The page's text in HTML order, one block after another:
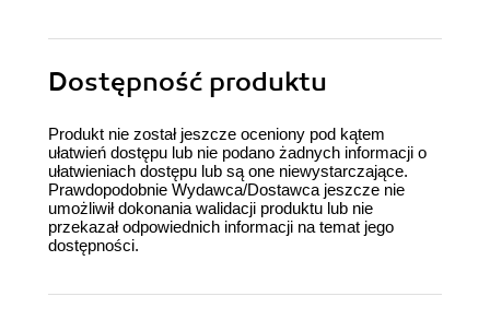
Dostępność produktu
Produkt nie został jeszcze oceniony pod kątem
ułatwień dostępu lub nie podano żadnych informacji o
ułatwieniach dostępu lub są one niewystarczające.
Prawdopodobnie Wydawca/Dostawca jeszcze nie
umożliwił dokonania walidacji produktu lub nie
przekazał odpowiednich informacji na temat jego
dostępności.